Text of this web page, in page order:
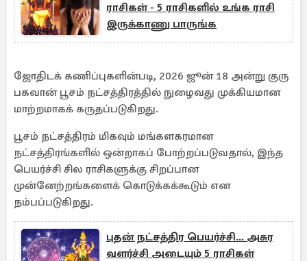
ராசிகள் - 5 ராசிகளில் உங்க ராசி
இருக்காணு பாருங்க
ஜோதிடக் கணிப்புகளின்படி, 2026 ஜூன் 18 அன்று குரு
பகவான் பூசம் நட்சத்திரத்தில் நுழைவது முக்கியமான
மாற்றமாகக் கருதப்படுகிறது.
பூசம் நட்சத்திரம் மிகவும் மங்களகரமான
நட்சத்திரங்களில் ஒன்றாகப் போற்றப்படுவதால், இந்த
பெயர்ச்சி சில ராசிகளுக்கு சிறப்பான
முன்னேற்றங்களைக் கொடுக்கக்கூடும் என
நம்பப்படுகிறது.
புதன் நட்சத்திர பெயர்ச்சி... அசுர
வளர்ச்சி அடையும் 5 ராசிகள்